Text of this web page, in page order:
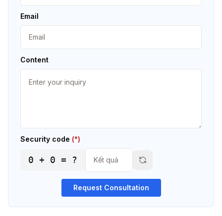
Email
Content
Security code (*)
0 + 0 = ?
Request Consultation